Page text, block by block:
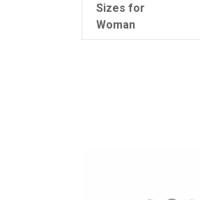
Sizes for
Woman